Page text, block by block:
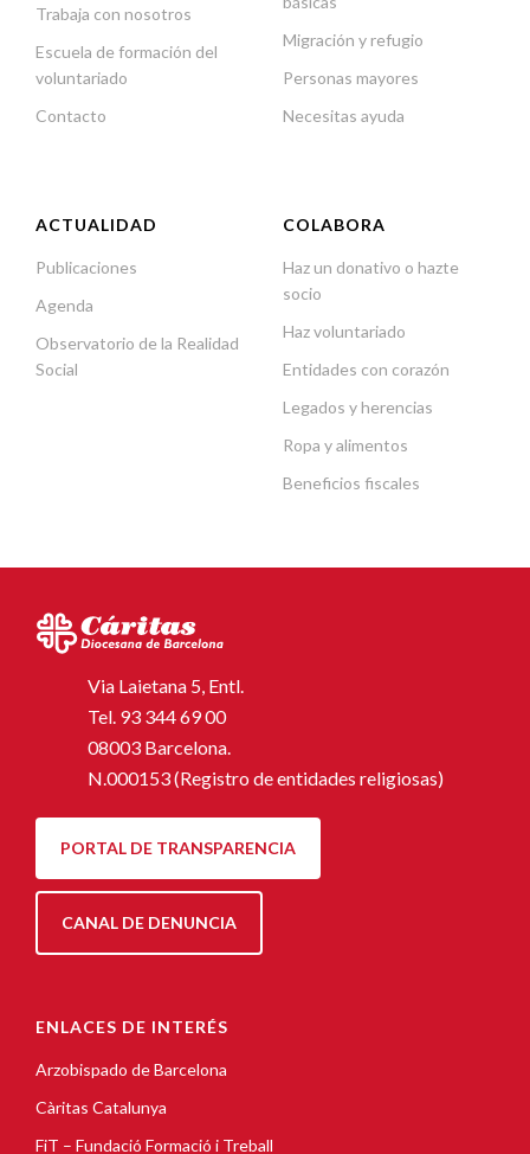
Trabaja con nosotros
Escuela de formación del
voluntariado
Contacto
Migración y refugio
Personas mayores
Necesitas ayuda
ACTUALIDAD
Publicaciones
Agenda
Observatorio de la Realidad
Social
COLABORA
Haz un donativo o hazte
socio
Haz voluntariado
Entidades con corazón
Legados y herencias
Ropa y alimentos
Beneficios fiscales
Via Laietana 5, Entl.
Tel. 93 344 69 00
08003 Barcelona.
N.000153 (Registro de entidades religiosas)
PORTAL DE TRANSPARENCIA
CANAL DE DENUNCIA
ENLACES DE INTERÉS
Arzobispado de Barcelona
Càritas Catalunya
FiT – Fundació Formació i Treball